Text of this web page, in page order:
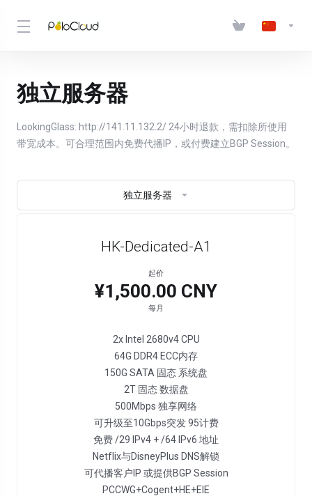
独立服务器
LookingGlass: http://141.11.132.2/ 24小时退款，需扣除所使用
带宽成本。可合理范围内免费代播IP，或付费建立BGP Session。
独立服务器
HK-Dedicated-A1
起价
¥1,500.00 CNY
每月
2x Intel 2680v4 CPU
64G DDR4 ECC内存
150G SATA 固态 系统盘
2T 固态 数据盘
500Mbps 独享网络
可升级至10Gbps突发 95计费
免费 /29 IPv4 + /64 IPv6 地址
Netflix与DisneyPlus DNS解锁
可代播客户IP 或提供BGP Session
PCCWG+Cogent+HE+EIE